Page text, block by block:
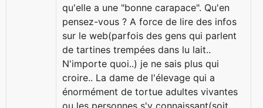
qu'elle a une "bonne carapace". Qu'en
pensez-vous ? A force de lire des infos
sur le web(parfois des gens qui parlent
de tartines trempées dans lu lait..
N'importe quoi..) je ne sais plus qui
croire.. La dame de l'élevage qui a
énormément de tortue adultes vivantes
ou les personnes s'y connaissant(soit